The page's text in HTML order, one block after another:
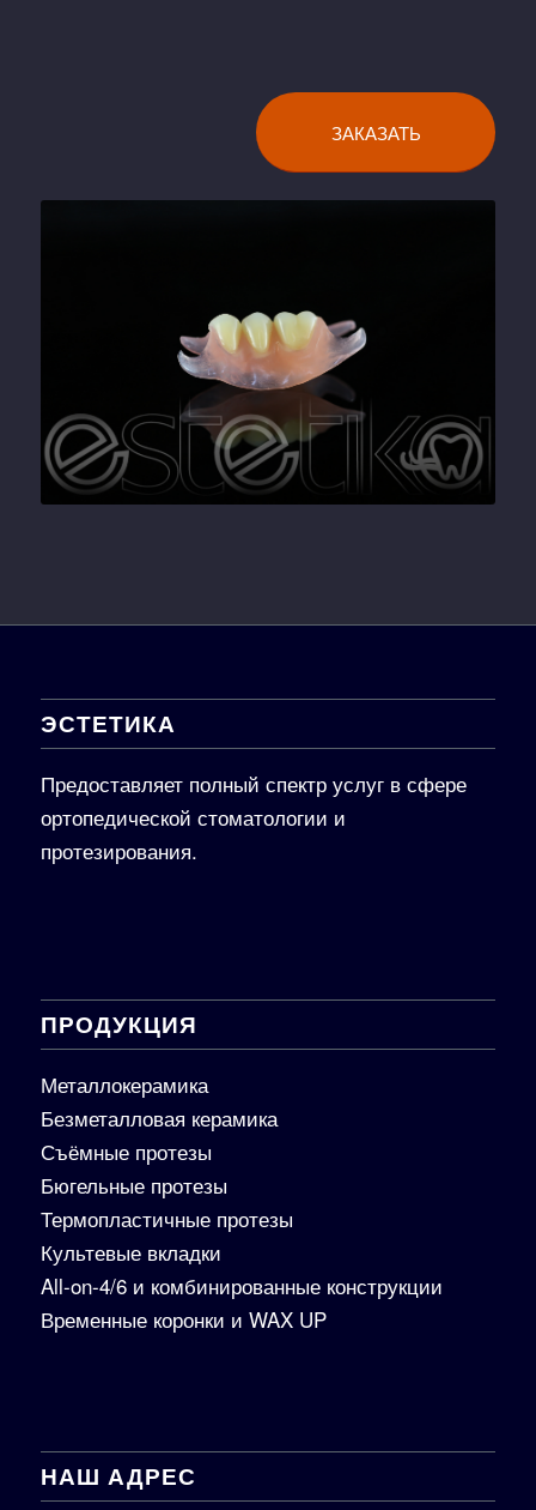
ЗАКАЗАТЬ
ЭСТЕТИКА
Предоставляет полный спектр услуг в сфере
ортопедической стоматологии и
протезирования.
ПРОДУКЦИЯ
Металлокерамика
Безметалловая керамика
Съёмные протезы
Бюгельные протезы
Термопластичные протезы
Культевые вкладки
All-on-4/6 и комбинированные конструкции
Временные коронки и WAX UP
НАШ АДРЕС